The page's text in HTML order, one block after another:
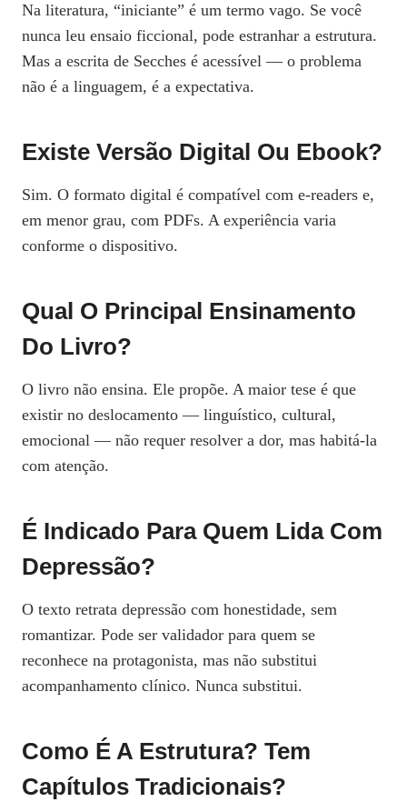
Na literatura, “iniciante” é um termo vago. Se você
nunca leu ensaio ficcional, pode estranhar a estrutura.
Mas a escrita de Secches é acessível — o problema
não é a linguagem, é a expectativa.
Existe Versão Digital Ou Ebook?
Sim. O formato digital é compatível com e-readers e,
em menor grau, com PDFs. A experiência varia
conforme o dispositivo.
Qual O Principal Ensinamento
Do Livro?
O livro não ensina. Ele propõe. A maior tese é que
existir no deslocamento — linguístico, cultural,
emocional — não requer resolver a dor, mas habitá-la
com atenção.
É Indicado Para Quem Lida Com
Depressão?
O texto retrata depressão com honestidade, sem
romantizar. Pode ser validador para quem se
reconhece na protagonista, mas não substitui
acompanhamento clínico. Nunca substitui.
Como É A Estrutura? Tem
Capítulos Tradicionais?